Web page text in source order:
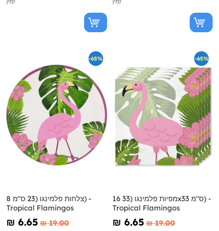
-65%
8 צלחות פלמינגו (23 ס"מ) -
Tropical Flamingos
₪‎ 6.65 ₪‎ 19.00
-65%
16 מפיות פלמינגו (33x33 ס"מ) -
Tropical Flamingos
₪‎ 6.65 ₪‎ 19.00